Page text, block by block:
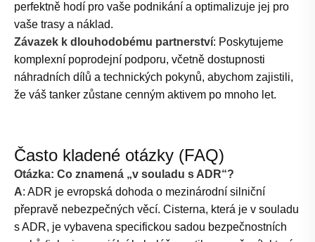
perfektně hodí pro vaše podnikání a optimalizuje jej pro
vaše trasy a náklad.
Závazek k dlouhodobému partnerství: Poskytujeme
komplexní poprodejní podporu, včetně dostupnosti
náhradních dílů a technických pokynů, abychom zajistili,
že váš tanker zůstane cenným aktivem po mnoho let.
Často kladené otázky (FAQ)
Otázka: Co znamená „v souladu s ADR“?
A: ADR je evropská dohoda o mezinárodní silniční
přepravě nebezpečných věcí. Cisterna, která je v souladu
s ADR, je vybavena specifickou sadou bezpečnostních